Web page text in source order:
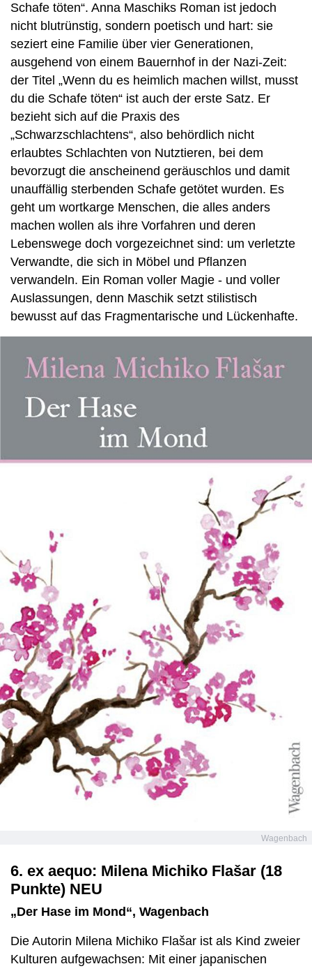
Schafe töten“. Anna Maschiks Roman ist jedoch
nicht blutrünstig, sondern poetisch und hart: sie
seziert eine Familie über vier Generationen,
ausgehend von einem Bauernhof in der Nazi-Zeit:
der Titel „Wenn du es heimlich machen willst, musst
du die Schafe töten“ ist auch der erste Satz. Er
bezieht sich auf die Praxis des
„Schwarzschlachtens“, also behördlich nicht
erlaubtes Schlachten von Nutztieren, bei dem
bevorzugt die anscheinend geräuschlos und damit
unauffällig sterbenden Schafe getötet wurden. Es
geht um wortkarge Menschen, die alles anders
machen wollen als ihre Vorfahren und deren
Lebenswege doch vorgezeichnet sind: um verletzte
Verwandte, die sich in Möbel und Pflanzen
verwandeln. Ein Roman voller Magie - und voller
Auslassungen, denn Maschik setzt stilistisch
bewusst auf das Fragmentarische und Lückenhafte.
Wagenbach
6. ex aequo: Milena Michiko Flašar (18
Punkte) NEU
„Der Hase im Mond“, Wagenbach
Die Autorin Milena Michiko Flašar ist als Kind zweier
Kulturen aufgewachsen: Mit einer japanischen